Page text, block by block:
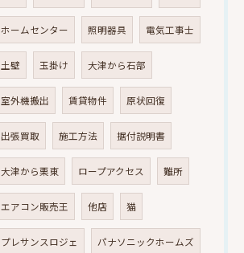
ホームセンター 照明器具 電気工事士
土壁 玉掛け 大津から石部
室外機搬出 賃貸物件 原状回復
出張買取 施工方法 据付説明書
大津から栗東 ロープアクセス 難所
エアコン販売王 他店 猫
プレサンスロジェ パナソニックホームズ